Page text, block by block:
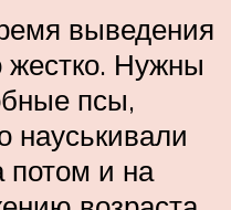
выведения
жестко. Нужны
псы,
науськивали
и на